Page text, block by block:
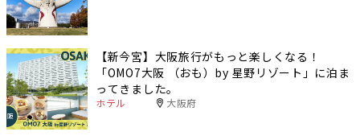
【新今宮】大阪旅行がもっと楽しくなる！
「OMO7大阪 （おも）by 星野リゾート」に泊ま
ってきました。
ホテル 大阪府